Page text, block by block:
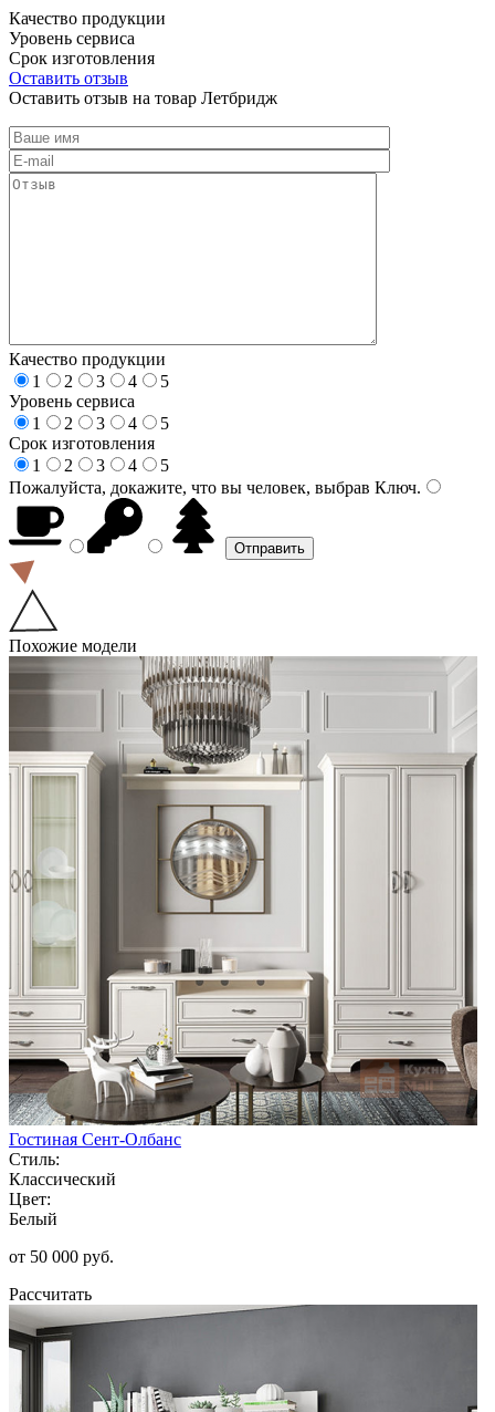
Качество продукции
Уровень сервиса
Срок изготовления
Оставить отзыв
Оставить отзыв на товар Летбридж
Качество продукции
1
2 3 4
5
Уровень сервиса
1
2 3 4
5
Срок изготовления
1
2 3 4
5
Пожалуйста, докажите, что вы человек, выбрав Ключ.
Похожие модели
Гостиная Сент-Олбанс
Стиль:
Классический
Цвет:
Белый
от 50 000 руб.
Рассчитать